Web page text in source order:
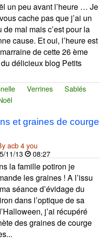
un peu avant l’heure … Je
cache pas que j’ai un
de mal mais c’est pour la
cause. Et oui, l’heure est
de cette 26 ème
délicieux blog Petits
Verrines
Sablés
et graines de courge
acb 4 you
11/13
08:27
la famille potiron je
les graines ! A l’issu
séance d’évidage du
dans l’optique de sa
j’ai récupéré
des graines de courge